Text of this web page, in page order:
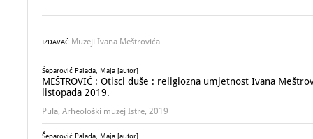
IZDAVAČ Muzeji Ivana Meštrovića
Šeparović Palada, Maja [autor]
MEŠTROVIĆ : Otisci duše : religiozna umjetnost Ivana
listopada 2019.
Pula, Arheološki muzej Istre, 2019
Šeparović Palada, Maja [autor]